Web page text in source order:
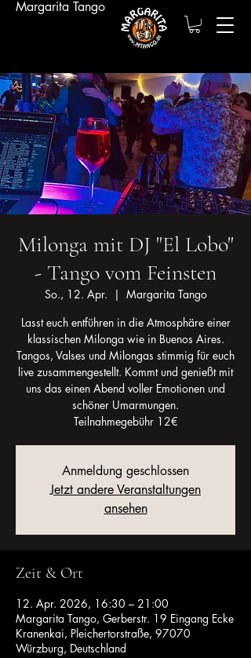
Margarita Tango
Milonga mit DJ "El Lobo"
- Tango vom Feinsten
So., 12. Apr.
  |
Margarita Tango
Lasst euch entführen in die Atmosphäre einer
klassischen Milonga wie in Buenos Aires.
Tangos, Valses und Milongas stimmig für euch
live zusammengestellt. Kommt und genießt mit
uns das einen Abend voller Emotionen und
schöner Umarmungen.
Teilnahmegebühr 12€
Anmeldung geschlossen
Jetzt andere Veranstaltungen
ansehen
Zeit & Ort
12. Apr. 2026, 16:30 – 21:00
Margarita Tango, Gerberstr. 19 Eingang Ecke
Kranenkai, Pleichertorstraße, 97070
Würzburg, Deutschland